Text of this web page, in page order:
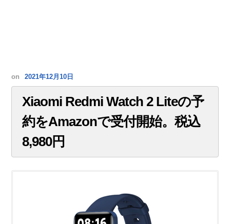
on 2021年12月10日
Xiaomi Redmi Watch 2 Liteの予
約をAmazonで受付開始。税込
8,980円